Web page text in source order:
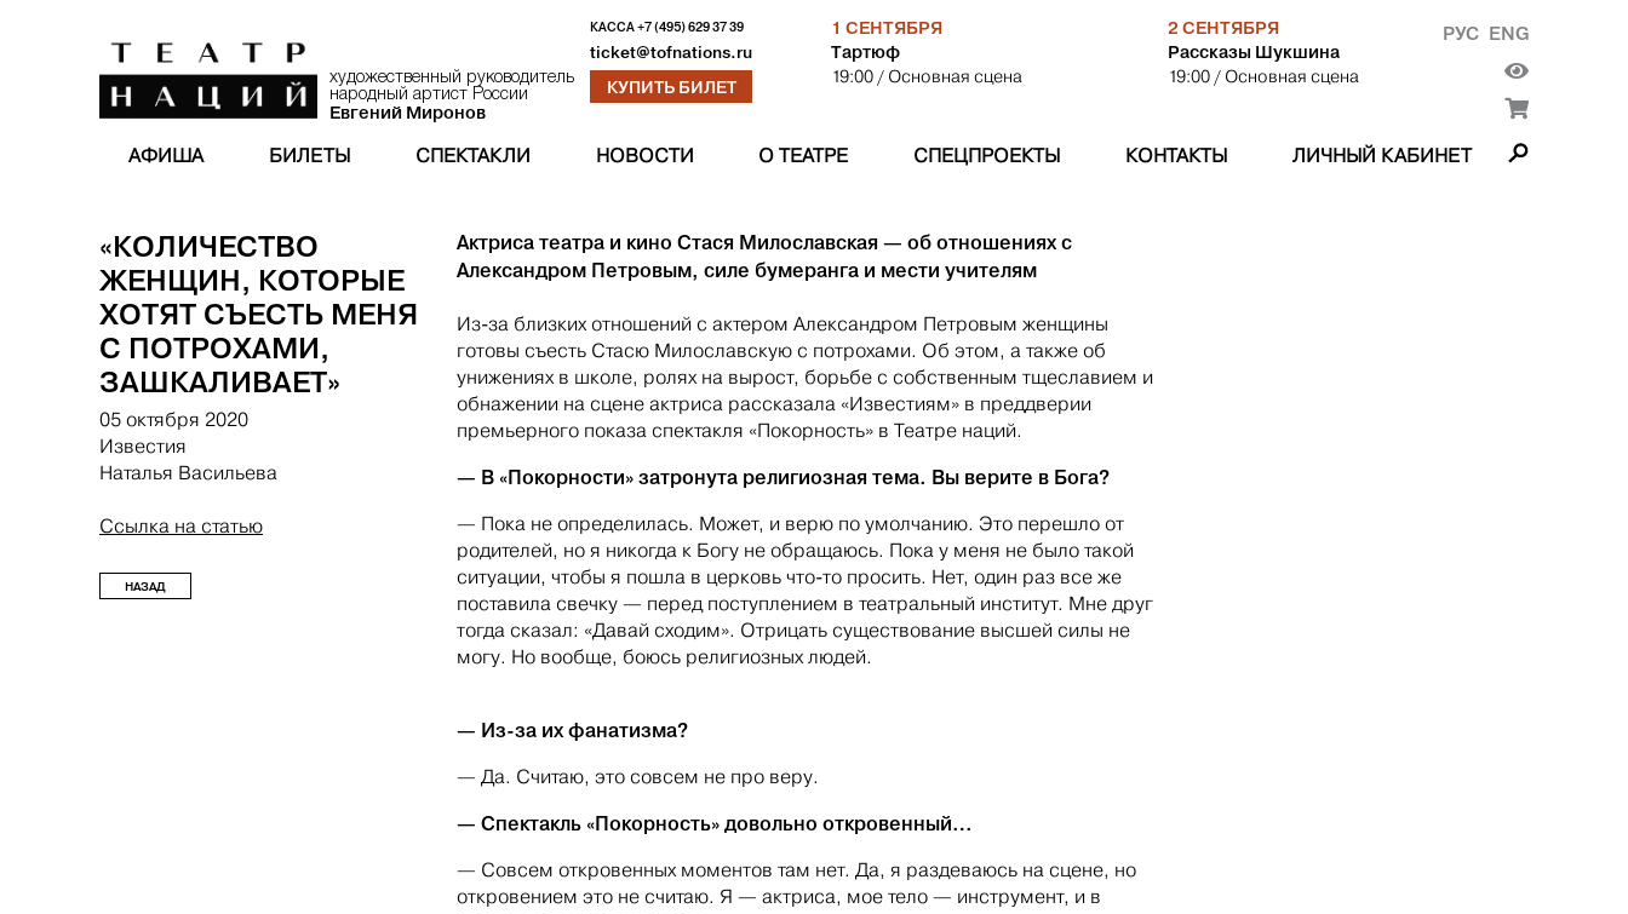
художественный руководитель
народный артист России
Евгений Миронов
КАССА+7 (495) 629 37 39
ticket@tofnations.ru
КУПИТЬ БИЛЕТ
1 СЕНТЯБРЯ
Тартюф
19:00 / Основная сцена
2 СЕНТЯБРЯ
Рассказы Шукшина
19:00 / Основная сцена
РУС ENG
АФИША БИЛЕТЫ СПЕКТАКЛИ НОВОСТИ О ТЕАТРЕ СПЕЦПРОЕКТЫ КОНТАКТЫ ЛИЧНЫЙ КАБИНЕТ
«КОЛИЧЕСТВО
ЖЕНЩИН, КОТОРЫЕ
ХОТЯТ СЪЕСТЬ МЕНЯ
С ПОТРОХАМИ,
ЗАШКАЛИВАЕТ»
05 октября 2020
Известия
Наталья Васильева
Ссылка на статью
НАЗАД
Актриса театра и кино Стася Милославская — об отношениях с
Александром Петровым, силе бумеранга и мести учителям
Из-за близких отношений с актером Александром Петровым женщины
готовы съесть Стасю Милославскую с потрохами. Об этом, а также об
унижениях в школе, ролях на вырост, борьбе с собственным тщеславием и
обнажении на сцене актриса рассказала «Известиям» в преддверии
премьерного показа спектакля «Покорность» в Театре наций.
— В «Покорности» затронута религиозная тема. Вы верите в Бога?
— Пока не определилась. Может, и верю по умолчанию. Это перешло от
родителей, но я никогда к Богу не обращаюсь. Пока у меня не было такой
ситуации, чтобы я пошла в церковь что-то просить. Нет, один раз все же
поставила свечку — перед поступлением в театральный институт. Мне друг
тогда сказал: «Давай сходим». Отрицать существование высшей силы не
могу. Но вообще, боюсь религиозных людей.
— Из-за их фанатизма?
— Да. Считаю, это совсем не про веру.
— Спектакль «Покорность» довольно откровенный…
— Совсем откровенных моментов там нет. Да, я раздеваюсь на сцене, но
откровением это не считаю. Я — актриса, мое тело — инструмент, и в